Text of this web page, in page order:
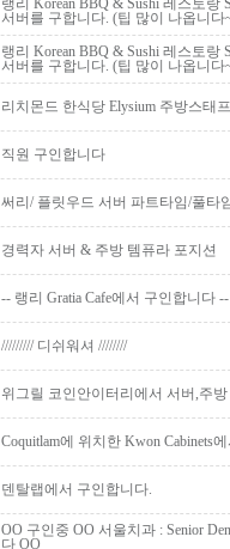
랭리 Korean BBQ & Sushi 레스토
서버를 구합니다. (팁 많이 나옵니다
랭리 Korean BBQ & Sushi 레스토
서버를 구합니다. (팁 많이 나옵니다
리치몬드 한식당 Elysium 주방스태
직원 구인합니다
써리/ 플릿우드 서버 파트타임/풀타
경력자 서버 & 주방 템퓨라 포지션
-- 랭리 Gratia Cafe에서 구인합니다 --
///////// 디쉬워셔 ////////
위그릴 코인안이터리에서 서버,주
Coquitlam에 위치한 Kwon Cabinets
덴탈랩에서 구인합니다.
OO 구인중 OO 서울치과 : Senior
다 OO